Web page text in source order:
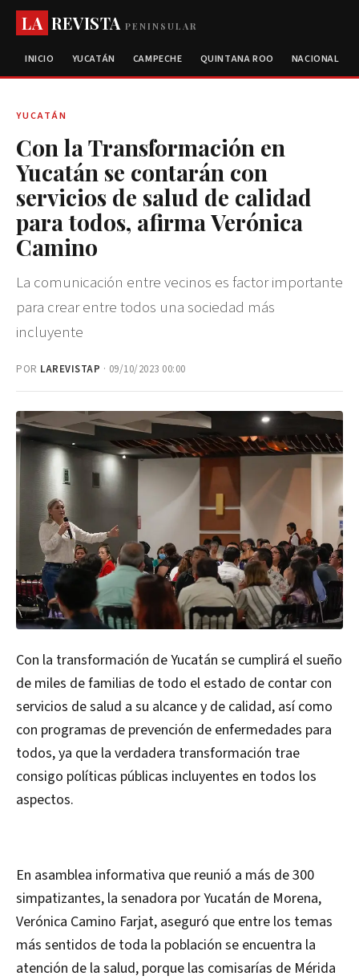
LA REVISTAPENINSULAR
INICIO YUCATÁN CAMPECHE QUINTANA ROO NACIONAL
YUCATÁN
Con la Transformación en
Yucatán se contarán con
servicios de salud de calidad
para todos, afirma Verónica
Camino
La comunicación entre vecinos es factor importante
para crear entre todos una sociedad más
incluyente
POR LAREVISTAP · 09/10/2023 00:00
Con la transformación de Yucatán se cumplirá el sueño
de miles de familias de todo el estado de contar con
servicios de salud a su alcance y de calidad, así como
con programas de prevención de enfermedades para
todos, ya que la verdadera transformación trae
consigo políticas públicas incluyentes en todos los
aspectos.
En asamblea informativa que reunió a más de 300
simpatizantes, la senadora por Yucatán de Morena,
Verónica Camino Farjat, aseguró que entre los temas
más sentidos de toda la población se encuentra la
atención de la salud, porque las comisarías de Mérida